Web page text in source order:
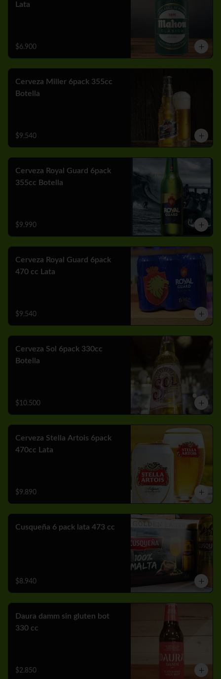
Lata
$6.900
Cerveza Miller 6pack 355cc
Botella
$9.540
Cerveza Royal Guard 6pack
355cc Botella
$9.990
Cerveza Royal Guard 6pack
470 cc Lata
$9.540
Cerveza Sol 6pack 330cc
Botella
$10.500
Cerveza Stella Artois 6pack
470cc Lata
$9.890
Cusqueña 6 pack lata 473 cc
$8.940
Daura damm sin gluten bot
330 cc
$2.850